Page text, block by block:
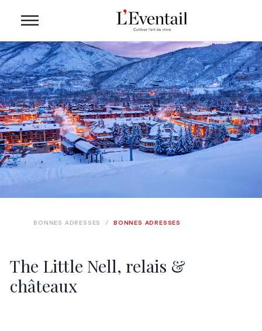
The Little Nell, relais &
châteaux
BONNES ADRESSES / BONNES ADRESSES